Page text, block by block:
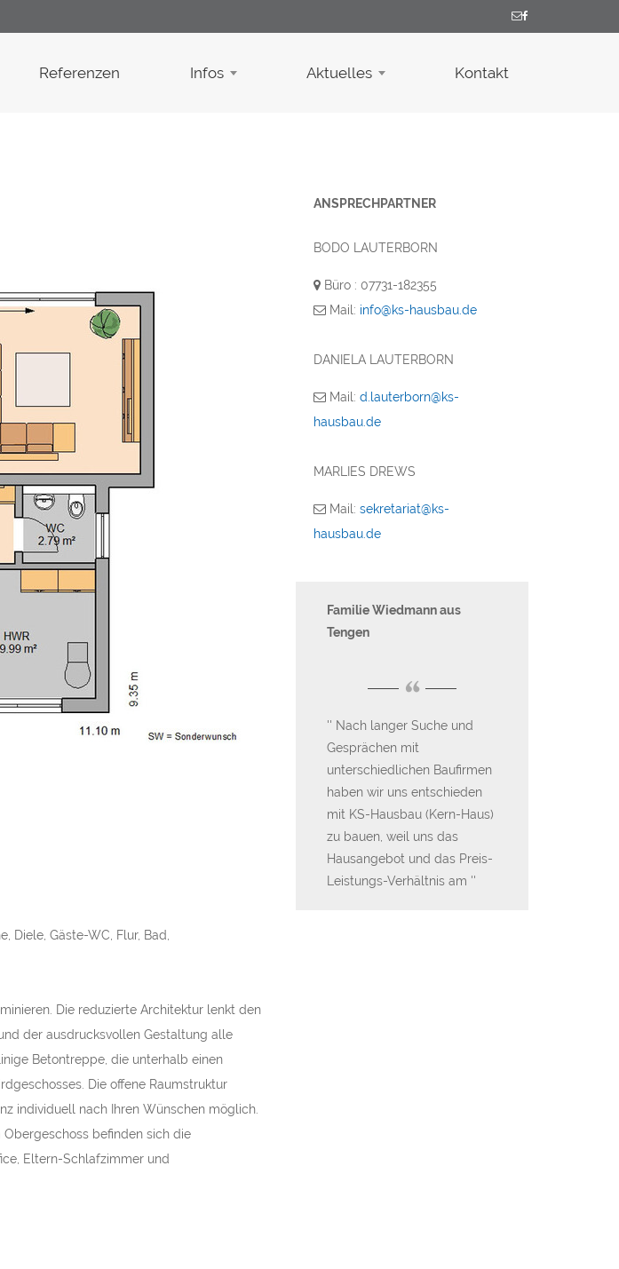
Referenzen Infos Aktuelles Kontakt
Diele, Gäste-WC, Flur, Bad,
Die reduzierte Architektur lenkt den
der ausdrucksvollen Gestaltung alle
Betontreppe, die unterhalb einen
Die offene Raumstruktur
individuell nach Ihren Wünschen möglich.
befinden sich die
Eltern-Schlafzimmer und
ANSPRECHPARTNER
BODO LAUTERBORN
Büro : 07731-182355
Mail: info@ks-hausbau.de
DANIELA LAUTERBORN
Mail: d.lauterborn@ks-
hausbau.de
MARLIES DREWS
Mail: sekretariat@ks-
hausbau.de
Liebes KS Team, wir
Familie Wiedmann aus
Tengen
“
Nach langer Suche und
Gesprächen mit
unterschiedlichen Baufirmen
haben wir uns entschieden
mit KS-Hausbau (Kern-Haus)
zu bauen, weil uns das
Hausangebot und das Preis-
Leistungs-Verhältnis am